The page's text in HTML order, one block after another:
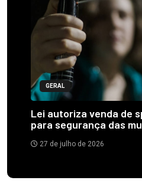
GERAL
Lei autoriza venda de
para segurança das
27 de julho de 2026